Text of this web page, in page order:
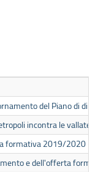
del Piano di
incontra le vallate
formativa 2019/2020 -
e dell'offerta